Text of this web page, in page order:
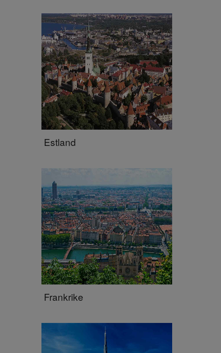
Estland
Frankrike